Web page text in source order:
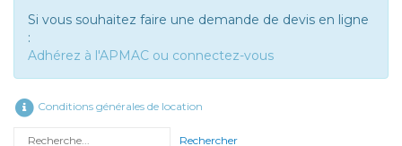
Si vous souhaitez faire une demande de devis en ligne
:
Adhérez à l'APMAC ou connectez-vous
Conditions générales de location
Rechercher